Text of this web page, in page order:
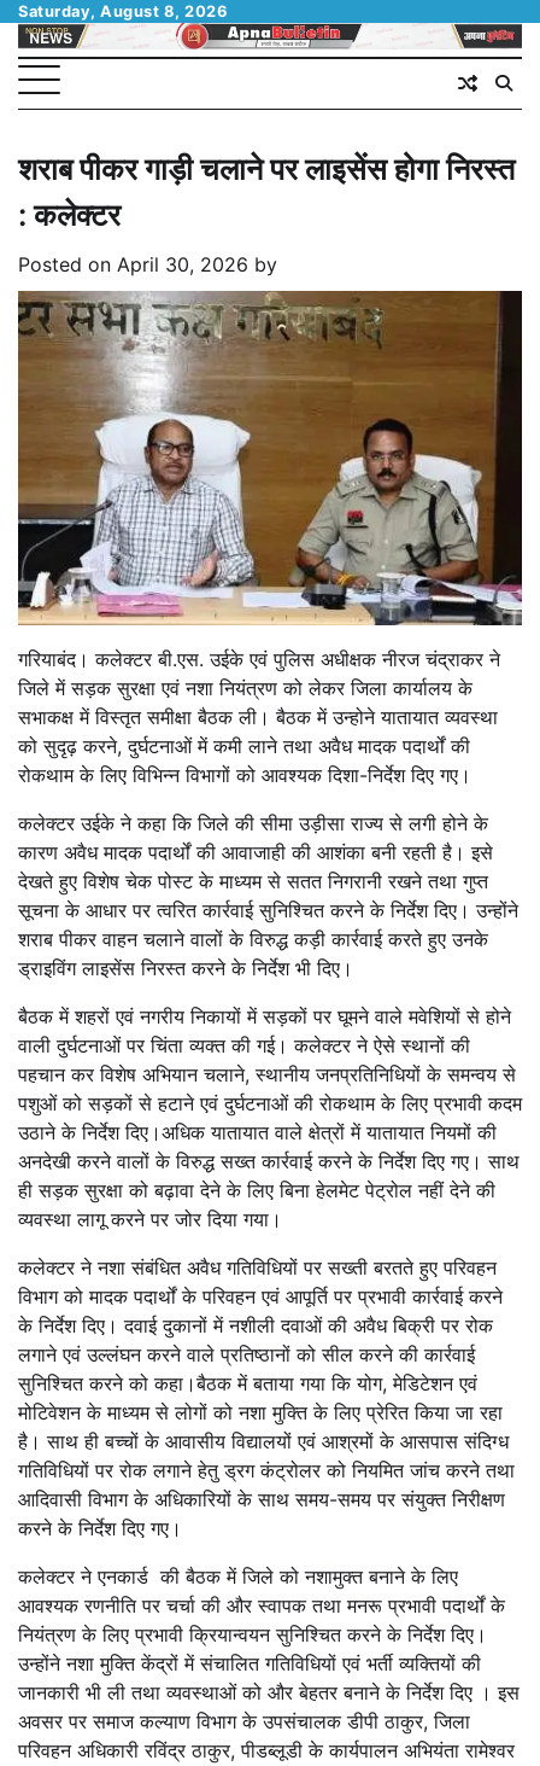
Skip
content
Saturday, August 8, 2026
शराब पीकर गाड़ी चलाने पर लाइसेंस होगा निरस्त
: कलेक्टर
Posted on April 30, 2026 by
गरियाबंद। कलेक्टर बी.एस. उईके एवं पुलिस अधीक्षक नीरज चंद्राकर ने
जिले में सड़क सुरक्षा एवं नशा नियंत्रण को लेकर जिला कार्यालय के
सभाकक्ष में विस्तृत समीक्षा बैठक ली। बैठक में उन्होने यातायात व्यवस्था
को सुदृढ़ करने, दुर्घटनाओं में कमी लाने तथा अवैध मादक पदार्थों की
रोकथाम के लिए विभिन्न विभागों को आवश्यक दिशा-निर्देश दिए गए।
कलेक्टर उईके ने कहा कि जिले की सीमा उड़ीसा राज्य से लगी होने के
कारण अवैध मादक पदार्थों की आवाजाही की आशंका बनी रहती है। इसे
देखते हुए विशेष चेक पोस्ट के माध्यम से सतत निगरानी रखने तथा गुप्त
सूचना के आधार पर त्वरित कार्रवाई सुनिश्चित करने के निर्देश दिए। उन्होंने
शराब पीकर वाहन चलाने वालों के विरुद्ध कड़ी कार्रवाई करते हुए उनके
ड्राइविंग लाइसेंस निरस्त करने के निर्देश भी दिए।
बैठक में शहरों एवं नगरीय निकायों में सड़कों पर घूमने वाले मवेशियों से होने
वाली दुर्घटनाओं पर चिंता व्यक्त की गई। कलेक्टर ने ऐसे स्थानों की
पहचान कर विशेष अभियान चलाने, स्थानीय जनप्रतिनिधियों के समन्वय से
पशुओं को सड़कों से हटाने एवं दुर्घटनाओं की रोकथाम के लिए प्रभावी कदम
उठाने के निर्देश दिए।अधिक यातायात वाले क्षेत्रों में यातायात नियमों की
अनदेखी करने वालों के विरुद्ध सख्त कार्रवाई करने के निर्देश दिए गए। साथ
ही सड़क सुरक्षा को बढ़ावा देने के लिए बिना हेलमेट पेट्रोल नहीं देने की
व्यवस्था लागू करने पर जोर दिया गया।
कलेक्टर ने नशा संबंधित अवैध गतिविधियों पर सख्ती बरतते हुए परिवहन
विभाग को मादक पदार्थों के परिवहन एवं आपूर्ति पर प्रभावी कार्रवाई करने
के निर्देश दिए। दवाई दुकानों में नशीली दवाओं की अवैध बिक्री पर रोक
लगाने एवं उल्लंघन करने वाले प्रतिष्ठानों को सील करने की कार्रवाई
सुनिश्चित करने को कहा।बैठक में बताया गया कि योग, मेडिटेशन एवं
मोटिवेशन के माध्यम से लोगों को नशा मुक्ति के लिए प्रेरित किया जा रहा
है। साथ ही बच्चों के आवासीय विद्यालयों एवं आश्रमों के आसपास संदिग्ध
गतिविधियों पर रोक लगाने हेतु ड्रग कंट्रोलर को नियमित जांच करने तथा
आदिवासी विभाग के अधिकारियों के साथ समय-समय पर संयुक्त निरीक्षण
करने के निर्देश दिए गए।
कलेक्टर ने एनकार्ड की बैठक में जिले को नशामुक्त बनाने के लिए
आवश्यक रणनीति पर चर्चा की और स्वापक तथा मनरू प्रभावी पदार्थों के
नियंत्रण के लिए प्रभावी क्रियान्वयन सुनिश्चित करने के निर्देश दिए।
उन्होंने नशा मुक्ति केंद्रों में संचालित गतिविधियों एवं भर्ती व्यक्तियों की
जानकारी भी ली तथा व्यवस्थाओं को और बेहतर बनाने के निर्देश दिए । इस
अवसर पर समाज कल्याण विभाग के उपसंचालक डीपी ठाकुर, जिला
परिवहन अधिकारी रविंद्र ठाकुर, पीडब्लूडी के कार्यपालन अभियंता रामेश्वर